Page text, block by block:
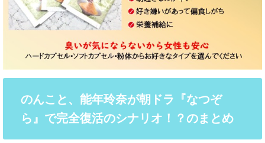
のんこと、能年玲奈が朝ドラ『なつぞ
ら』で完全復活のシナリオ！？のまとめ